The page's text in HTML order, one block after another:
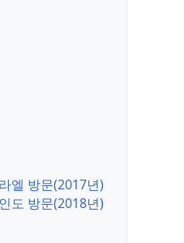
엘 방문(2017년)
도 방문(2018년)